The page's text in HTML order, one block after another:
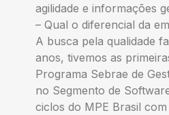
agilidade e informações
– Qual o diferencial da
A busca pela qualidade
anos, tivemos as
Programa Sebrae de
no Segmento de
ciclos do MPE Brasil